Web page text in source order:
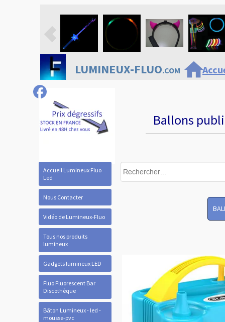
Accueil Lumineux Fluo
Led
Nous Contacter
Vidéo de Lumineux-Fluo
Tous nos produits
lumineux
Gadgets lumineux LED
Fluo Fluorescent Bar
Discothèque
Bâton Lumineux - led -
mousse-pvc
LUMINEUX-FLUO.COMhome
Ballons